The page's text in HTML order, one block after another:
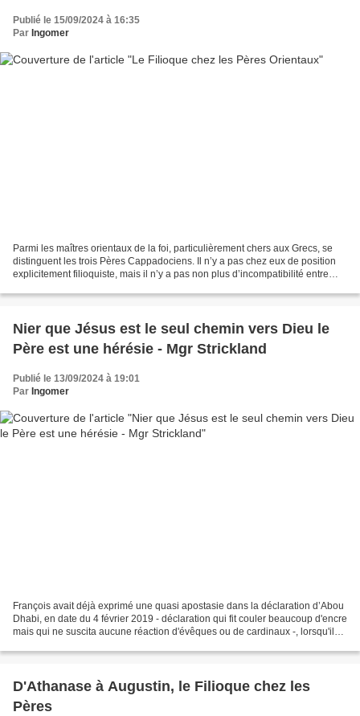
Publié le 15/09/2024 à 16:35
Par Ingomer
Parmi les maîtres orientaux de la foi, particulièrement chers aux Grecs, se
distinguent les trois Pères Cappadociens. Il n’y a pas chez eux de position
explicitement filioquiste, mais il n’y a pas non plus d’incompatibilité entre
Nier que Jésus est le seul chemin vers Dieu le
Père est une hérésie - Mgr Strickland
Publié le 13/09/2024 à 19:01
Par Ingomer
François avait déjà exprimé une quasi apostasie dans la déclaration d’Abou
Dhabi, en date du 4 février 2019 - déclaration qui fit couler beaucoup d'encre
mais qui ne suscita aucune réaction d'évêques ou de cardinaux -, lorsqu'il
D'Athanase à Augustin, le Filioque chez les
Pères